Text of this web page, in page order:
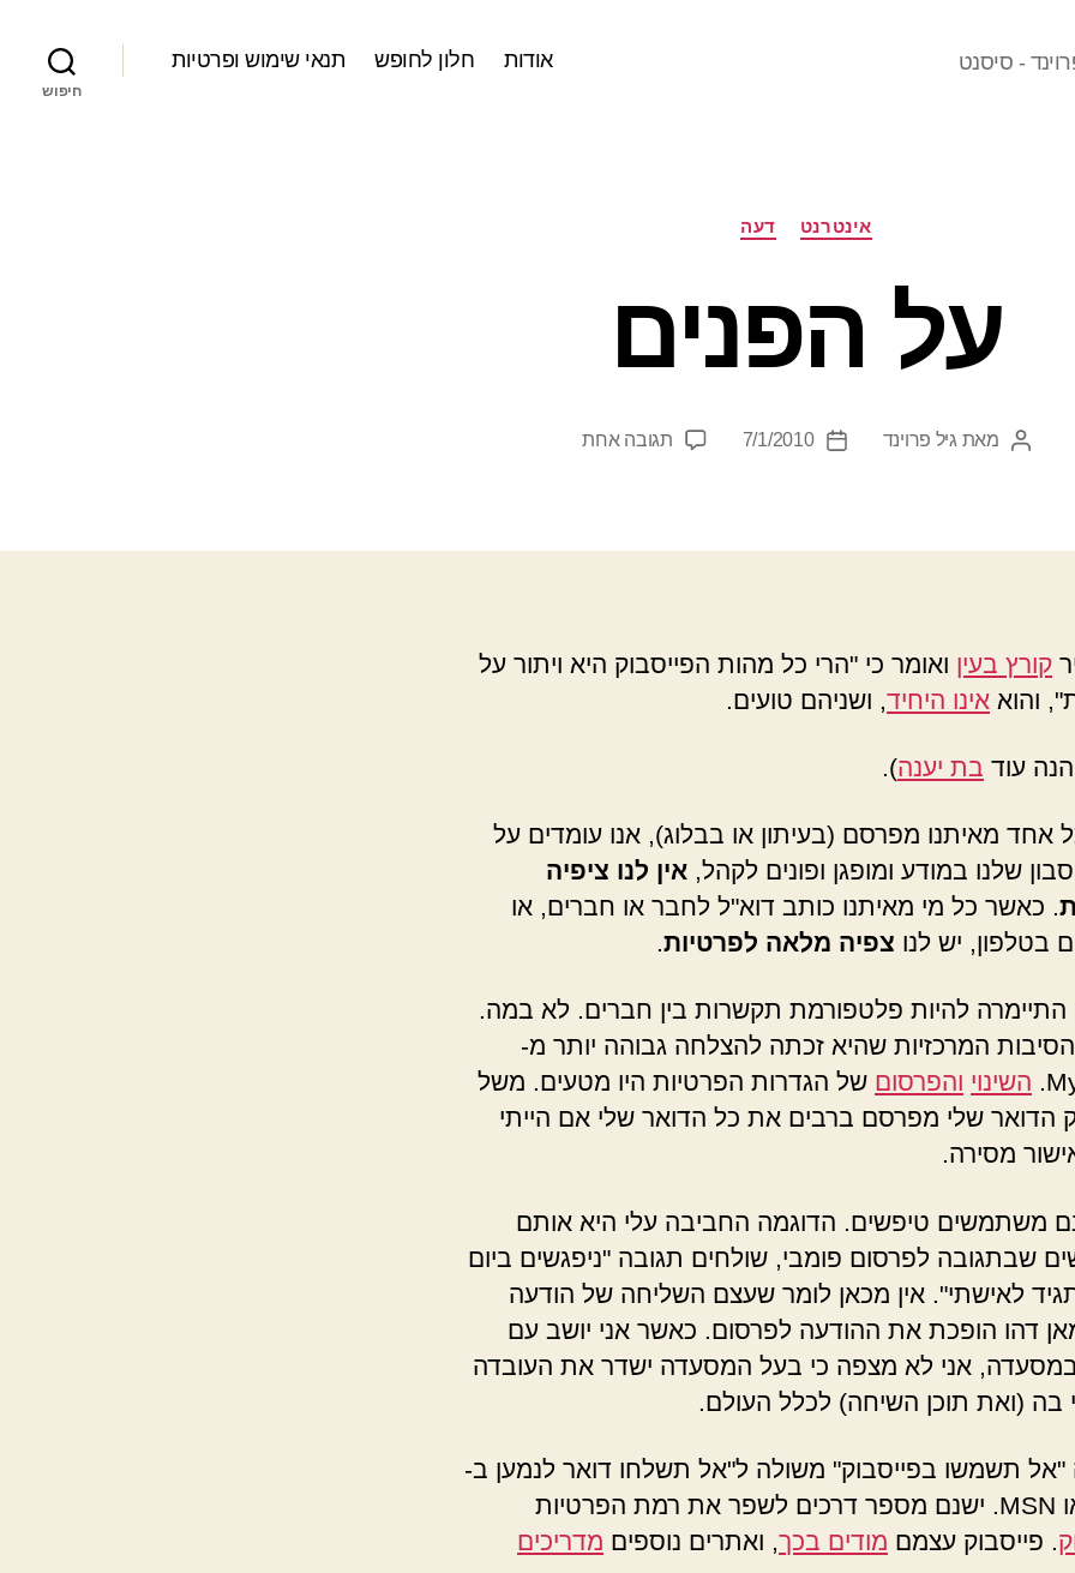
- סיסנט אודות חלון לחופש תנאי שימוש ופרטיות
חיפוש
קטגוריותאינטרנט דעה
על הפנים
המחבר
מאת גיל פרוינד
תאריך7/1/2010 תגובה אחתעל
קורץ בעין ואומר כי "הרי כל מהות הפייסבוק היא ויתור על
והוא אינו היחיד , ושניהם טועים.
עוד בת יענה).
אחד מאיתנו מפרסם (בעיתון או בבלוג), אנו עומדים על
שלנו במודע ומופגן ופונים לקהל, אין לנו ציפיה
. כאשר כל מי מאיתנו כותב דוא"ל לחבר או חברים, או
בטלפון, יש לנו צפיה מלאה לפרטיות.
התיימרה להיות פלטפורמת תקשרות בין חברים. לא במה.
המרכזיות שהיא זכתה להצלחה גבוהה יותר מ-
השינוי והפרסום של הגדרות הפרטיות היו מטעים. משל
הדואר שלי מפרסם ברבים את כל הדואר שלי אם הייתי
מסירה.
משתמשים טיפשים. הדוגמה החביבה עלי היא אותם
שבתגובה לפרסום פומבי, שולחים תגובה "ניפגשים ביום
לאישתי". אין מכאן לומר שעצם השליחה של הודעה
דהו הופכת את ההודעה לפרסום. כאשר אני יושב עם
אני לא מצפה כי בעל המסעדה ישדר את העובדה
בה (ואת תוכן השיחה) לכלל העולם.
"אל תשמשו בפייסבוק" משולה ל"אל תשלחו דואר לנמען ב-
. פייסבוק עצמם מודים בכך, ואתרים נוספים מדריכים